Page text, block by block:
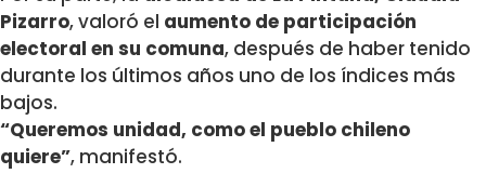
Pizarro, valoró el aumento de participación
electoral en su comuna, después de haber tenido
durante los últimos años uno de los índices más
bajos.
“Queremos unidad, como el pueblo chileno
quiere”, manifestó.